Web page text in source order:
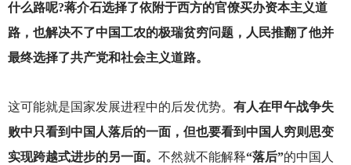
什么路呢?蒋介石选择了依附于西方的官僚买办资本主义道
路，也解决不了中国工农的极瑞贫穷问题，人民推翻了他并
最终选择了共产党和社会主义道路。
这可能就是国家发展进程中的后发优势。 有人在甲午战争失
败中只看到中国人落后的一面，但也要看到中国人穷则思变
实现跨越式进步的另一面。 不然就不能解释“落后”的中国人